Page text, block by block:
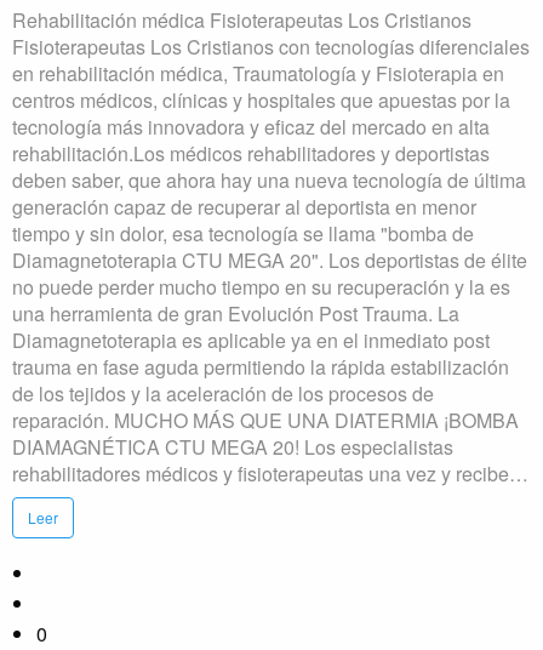
Rehabilitación médica Fisioterapeutas Los Cristianos
Fisioterapeutas Los Cristianos con tecnologías diferenciales
en rehabilitación médica, Traumatología y Fisioterapia en
centros médicos, clínicas y hospitales que apuestas por la
tecnología más innovadora y eficaz del mercado en alta
rehabilitación.Los médicos rehabilitadores y deportistas
deben saber, que ahora hay una nueva tecnología de última
generación capaz de recuperar al deportista en menor
tiempo y sin dolor, esa tecnología se llama "bomba de
Diamagnetoterapia CTU MEGA 20". Los deportistas de élite
no puede perder mucho tiempo en su recuperación y la es
una herramienta de gran Evolución Post Trauma. La
Diamagnetoterapia es aplicable ya en el inmediato post
trauma en fase aguda permitiendo la rápida estabilización
de los tejidos y la aceleración de los procesos de
reparación. MUCHO MÁS QUE UNA DIATERMIA ¡BOMBA
DIAMAGNÉTICA CTU MEGA 20! Los especialistas
rehabilitadores médicos y fisioterapeutas una vez y recibe…
Leer
0